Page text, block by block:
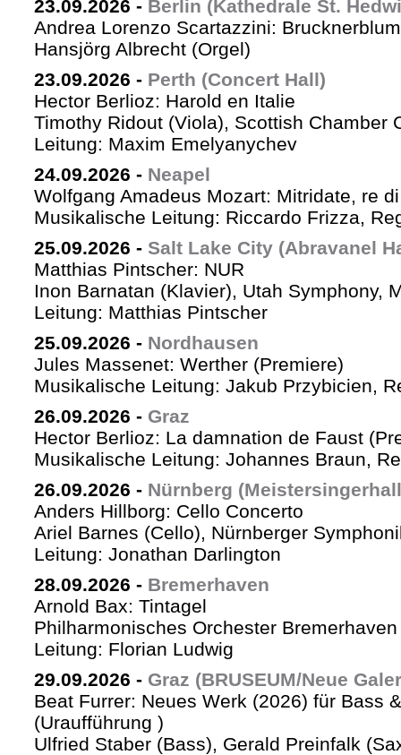
23.09.2026 - Berlin (Kathedrale St.
Andrea Lorenzo Scartazzini:
Hansjörg Albrecht (Orgel)
23.09.2026 - Perth (Concert Hall)
Hector Berlioz: Harold en Italie
Timothy Ridout (Viola), Scottish Chamber
Leitung: Maxim Emelyanychev
24.09.2026 - Neapel
Wolfgang Amadeus Mozart: Mitridate, re
Musikalische Leitung: Riccardo Frizza,
25.09.2026 - Salt Lake City (Abravanel
Matthias Pintscher: NUR
Inon Barnatan (Klavier), Utah Symphony,
Leitung: Matthias Pintscher
25.09.2026 - Nordhausen
Jules Massenet: Werther (Premiere)
Musikalische Leitung: Jakub Przybicien,
26.09.2026 - Graz
Hector Berlioz: La damnation de Faust
Musikalische Leitung: Johannes Braun,
26.09.2026 - Nürnberg
Anders Hillborg: Cello Concerto
Ariel Barnes (Cello), Nürnberger
Leitung: Jonathan Darlington
28.09.2026 - Bremerhaven
Arnold Bax: Tintagel
Philharmonisches Orchester
Leitung: Florian Ludwig
29.09.2026 - Graz (BRUSEUM/Neue
Beat Furrer: Neues Werk (2026) für Bass
(Uraufführung )
Ulfried Staber (Bass), Gerald Preinfalk